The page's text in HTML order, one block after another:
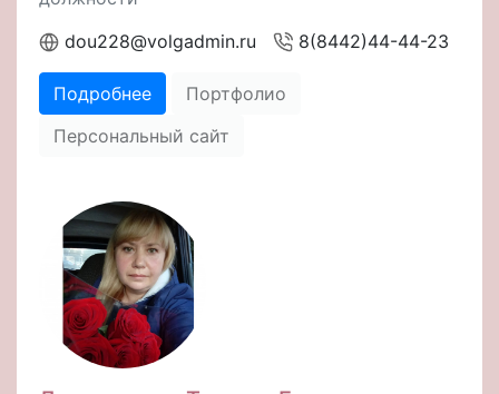
dou228@volgadmin.ru
8(8442)44-44-23
Подробнее
Портфолио
Персональный сайт